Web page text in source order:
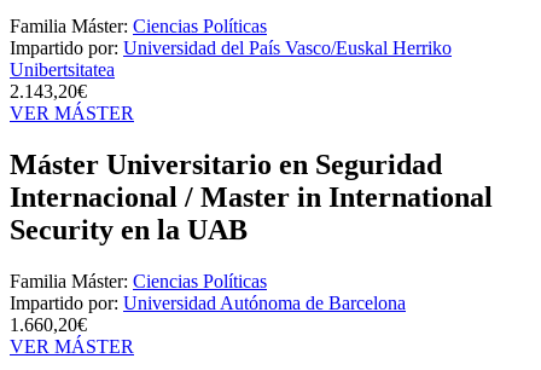
Familia Máster: Ciencias Políticas
Impartido por: Universidad del País Vasco/Euskal Herriko
Unibertsitatea
2.143,20€
VER MÁSTER
Máster Universitario en Seguridad
Internacional / Master in International
Security en la UAB
Familia Máster: Ciencias Políticas
Impartido por: Universidad Autónoma de Barcelona
1.660,20€
VER MÁSTER